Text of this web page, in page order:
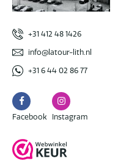
+31 412 48 1426
info@latour-lith.nl
+31 6 44 02 86 77
Facebook
Facebook
Instagram
Instagram